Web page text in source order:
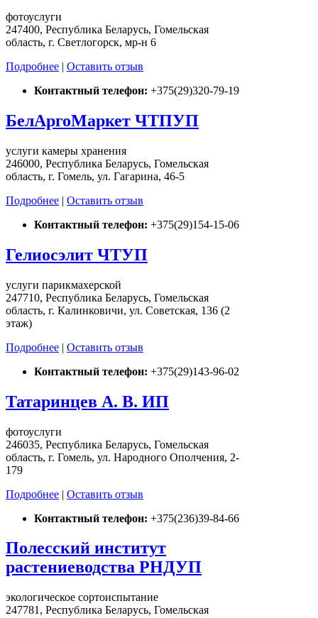
фотоуслуги
247400, Республика Беларусь, Гомельская
область, г. Светлогорск, мр-н 6
Подробнее | Оставить отзыв
Контактный телефон: +375(29)320-79-19
БелАргоМаркет ЧТПУП
услуги камеры хранения
246000, Республика Беларусь, Гомельская
область, г. Гомель, ул. Гагарина, 46-5
Подробнее | Оставить отзыв
Контактный телефон: +375(29)154-15-06
Гелиосэлит ЧТУП
услуги парикмахерской
247710, Республика Беларусь, Гомельская
область, г. Калинковичи, ул. Советская, 136 (2
этаж)
Подробнее | Оставить отзыв
Контактный телефон: +375(29)143-96-02
Татаринцев А. В. ИП
фотоуслуги
246035, Республика Беларусь, Гомельская
область, г. Гомель, ул. Народного Ополчения, 2-
179
Подробнее | Оставить отзыв
Контактный телефон: +375(236)39-84-66
Полесский институт
растениеводства РНДУП
экологическое сортоиспытание
247781, Республика Беларусь, Гомельская